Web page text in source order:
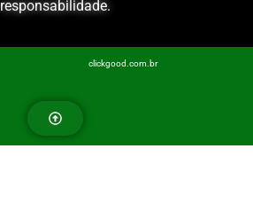
responsabilidade.
clickgood.com.br